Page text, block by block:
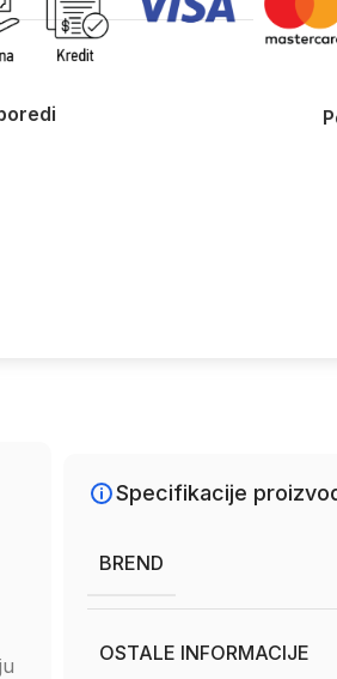
Specifikacije
BREND
OSTALE INFORMACIJE